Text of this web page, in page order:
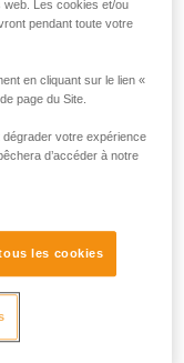
web. Les cookies et/ou
pendant toute votre
en cliquant sur le lien «
page du Site.
votre expérience
d’accéder à notre
les cookies